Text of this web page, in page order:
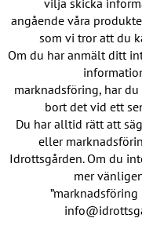
vilja skicka
angående våra
som vi tror att du
Om du har anmält ditt
marknadsföring, har
bort det vid ett
Du har alltid rätt att
eller
Idrottsgården. Om du
mer